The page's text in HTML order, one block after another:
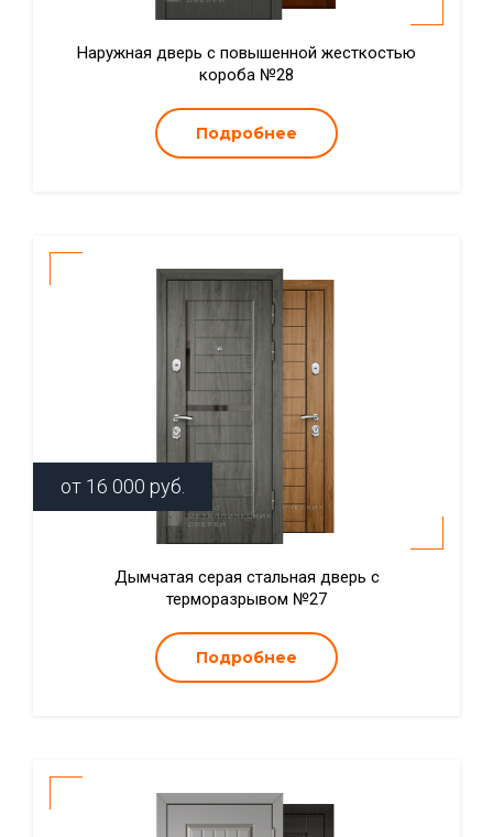
Наружная дверь с повышенной жесткостью
короба №28
Подробнее
от 16 000 руб.
Дымчатая серая стальная дверь с
терморазрывом №27
Подробнее